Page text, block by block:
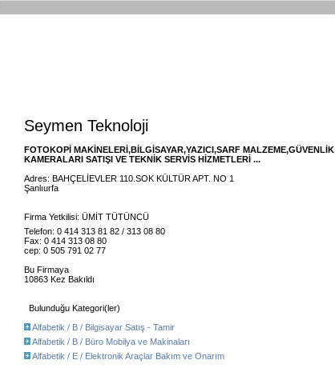
Seymen Teknoloji
FOTOKOPİ MAKİNELERİ,BİLGİSAYAR,YAZICI,SARF MALZEME,GÜVENLİK
KAMERALARI SATIŞI VE TEKNİK SERVİS HİZMETLERİ ...
Adres: BAHÇELİEVLER 110.SOK KÜLTÜR APT. NO 1
Şanlıurfa
Firma Yetkilisi: ÜMİT TÜTÜNCÜ
Telefon: 0 414 313 81 82 / 313 08 80
Fax: 0 414 313 08 80
cep: 0 505 791 02 77
Bu Firmaya
10863 Kez Bakıldı
Bulunduğu Kategori(ler)
Alfabetik / B / Bilgisayar Satış - Tamir
Alfabetik / B / Büro Mobilya ve Makinaları
Alfabetik / E / Elektronik Araçlar Bakım ve Onarım